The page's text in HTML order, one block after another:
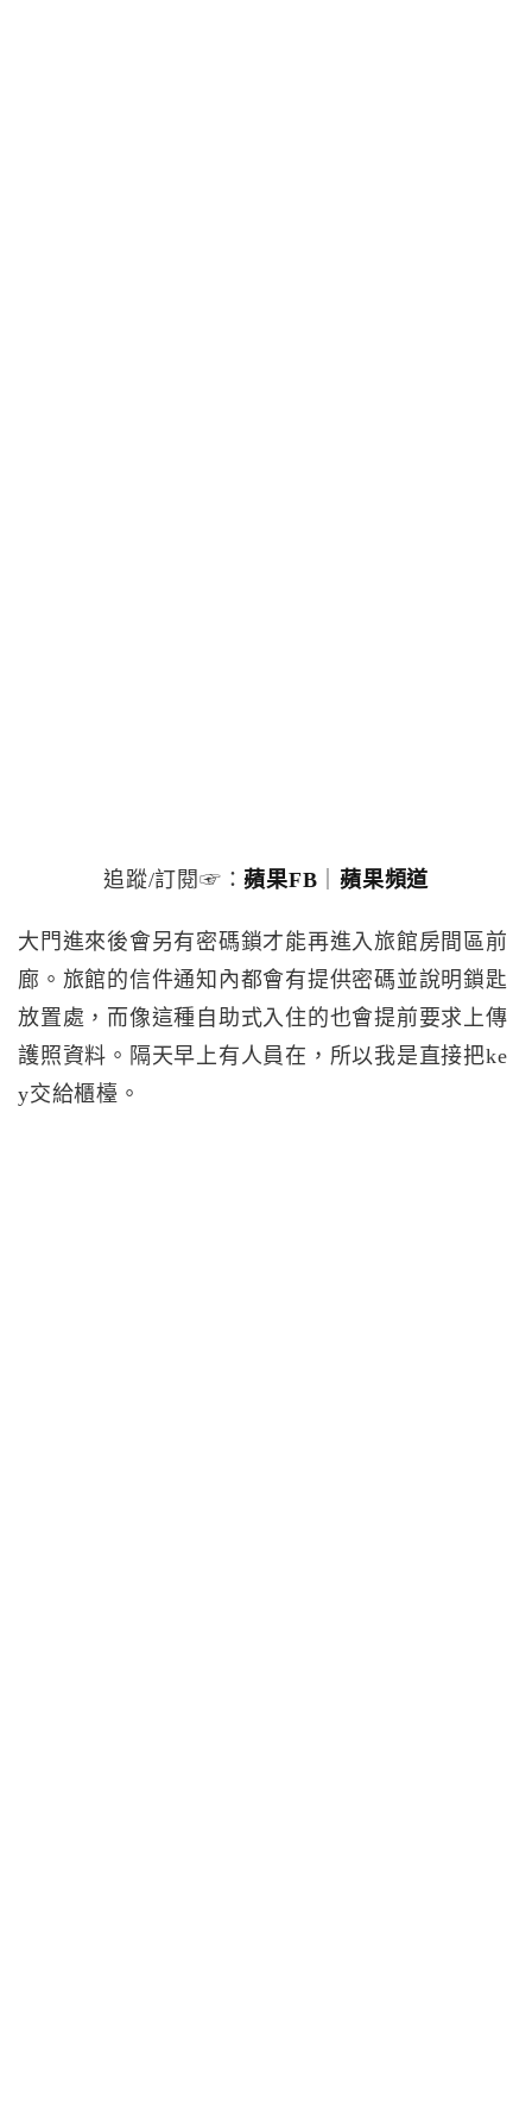
追蹤/訂閱☞：蘋果FB 蘋果頻道
大門進來後會另有密碼鎖才能再進入旅館房間區前
廊。旅館的信件通知內都會有提供密碼並說明鎖匙
放置處，而像這種自助式入住的也會提前要求上傳
護照資料。隔天早上有人員在，所以我是直接把ke
y交給櫃檯。